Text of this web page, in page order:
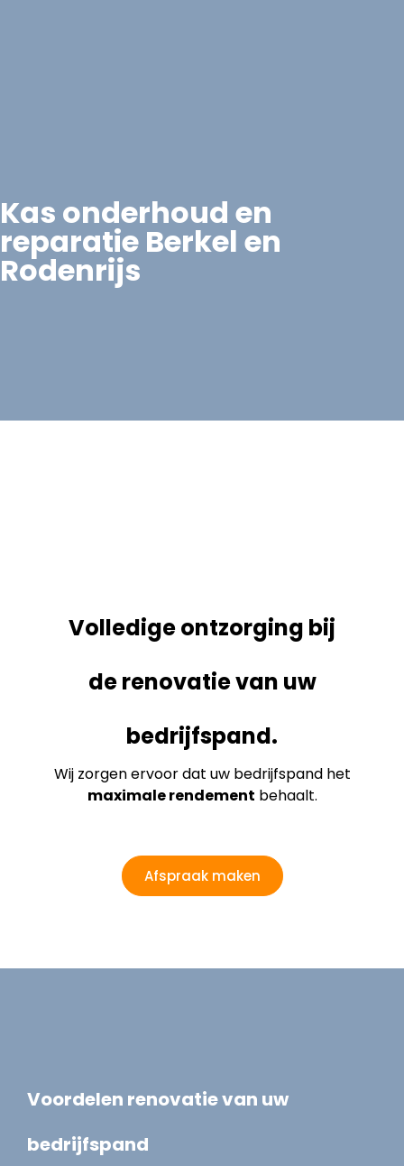
Kas onderhoud en
reparatie Berkel en
Rodenrijs
Volledige ontzorging bij
de renovatie van uw
bedrijfspand.
Wij zorgen ervoor dat uw bedrijfspand het
maximale rendement behaalt.
Afspraak maken
Voordelen renovatie van uw
bedrijfspand